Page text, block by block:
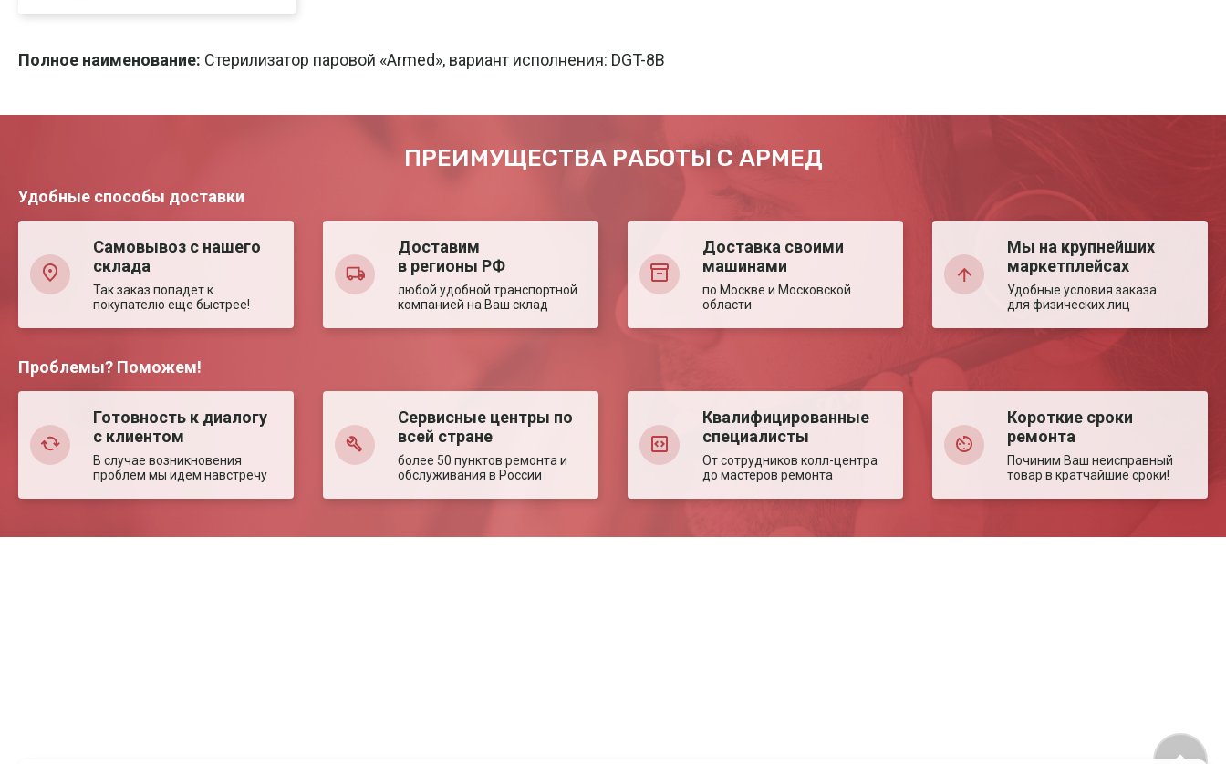
Полное наименование: Стерилизатор паровой «Armed», вариант исполнения: DGT-8B
ПРЕИМУЩЕСТВА РАБОТЫ С АРМЕД
Удобные способы доставки
Самовывоз с нашего
склада
Так заказ попадет к
покупателю еще быстрее!
Доставим
в регионы РФ
любой удобной транспортной
компанией на Ваш склад
Доставка своими
машинами
по Москве и Московской
области
Мы на крупнейших
маркетплейсах
Удобные условия заказа
для физических лиц
Проблемы? Поможем!
Готовность к диалогу
с клиентом
В случае возникновения
проблем мы идем навстречу
Сервисные центры по
всей стране
более 50 пунктов ремонта и
обслуживания в России
Квалифицированные
специалисты
От сотрудников колл-центра
до мастеров ремонта
Короткие сроки
ремонта
Починим Ваш неисправный
товар в кратчайшие сроки!